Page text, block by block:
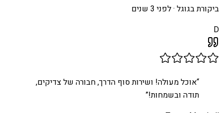
ביקורת בגוגל ·לפני 3 שנים
D
“אוכל מעולה! ושירות סוף הדרך, חבורה של צדיקים,
תודה ובשמחות!”